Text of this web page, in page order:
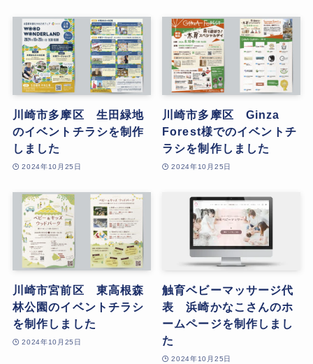
川崎市多摩区 生田緑地
のイベントチラシを制作
しました
2024年10月25日
川崎市多摩区 Ginza
Forest様でのイベントチ
ラシを制作しました
2024年10月25日
川崎市宮前区 東高根森
林公園のイベントチラシ
を制作しました
2024年10月25日
触育ベビーマッサージ代
表 浜崎かなこさんのホ
ームページを制作しまし
た
2024年10月25日